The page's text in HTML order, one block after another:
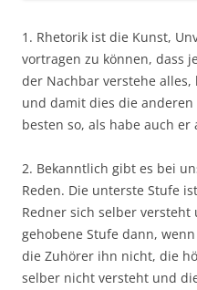
1. Rhetorik ist die Kunst,
vortragen zu können, dass
der Nachbar verstehe
und damit dies die
besten so, als habe auch er
2. Bekanntlich gibt es bei
Reden. Die unterste Stufe
Redner sich selber
gehobene Stufe dann,
die Zuhörer ihn nicht, die
selber nicht versteht und